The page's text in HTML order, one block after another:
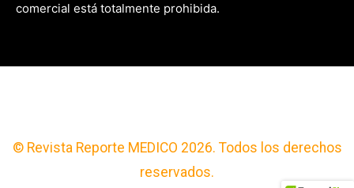
comercial está totalmente prohibida.
© Revista Reporte MEDICO 2026. Todos los derechos
reservados.